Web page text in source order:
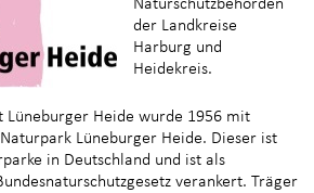
Naturschutzbehörden
der Landkreise
Harburg und
Heidekreis.
Lüneburger Heide wurde 1956 mit
Lüneburger Heide. Dieser ist
in Deutschland und ist als
verankert. Träger